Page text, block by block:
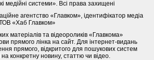
медійні системи». Всі права захищені
агентство «Главком», ідентифікатор медіа
«Хаб Главком»
матеріалів та відеороликів «Главкома»
прямого лінка на сайт. Для інтернет-видань
прямого, відкритого для пошукових систем
конкретну новину, статтю чи відео.